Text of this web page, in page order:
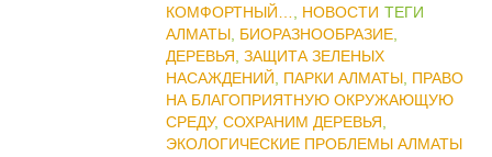
КОМФОРТНЫЙ…
НОВОСТИ ТЕГИ
АЛМАТЫ, БИОРАЗНООБРАЗИЕ,
ДЕРЕВЬЯ ЗАЩИТА ЗЕЛЕНЫХ
НАСАЖДЕНИЙ
ПАРКИ АЛМАТЫ, ПРАВО
НА БЛАГОПРИЯТНУЮ ОКРУЖАЮЩУЮ
СРЕДУ, СОХРАНИМ ДЕРЕВЬЯ
ЭКОЛОГИЧЕСКИЕ ПРОБЛЕМЫ АЛМАТЫ